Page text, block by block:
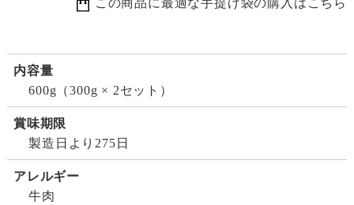
内容量
600g（300g × 2セット）
賞味期限
製造日より275日
アレルギー
牛肉